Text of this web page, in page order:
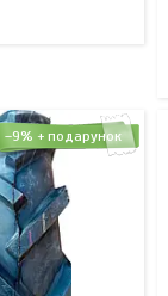
–9%